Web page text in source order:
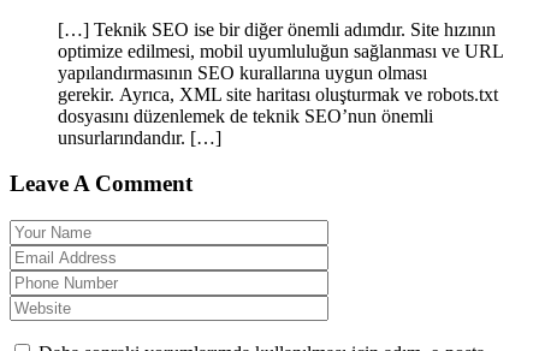
[…] Teknik SEO ise bir diğer önemli adımdır. Site hızının
optimize edilmesi, mobil uyumluluğun sağlanması ve URL
yapılandırmasının SEO kurallarına uygun olması
gerekir. Ayrıca, XML site haritası oluşturmak ve robots.txt
dosyasını düzenlemek de teknik SEO’nun önemli
unsurlarındandır. […]
Leave A Comment